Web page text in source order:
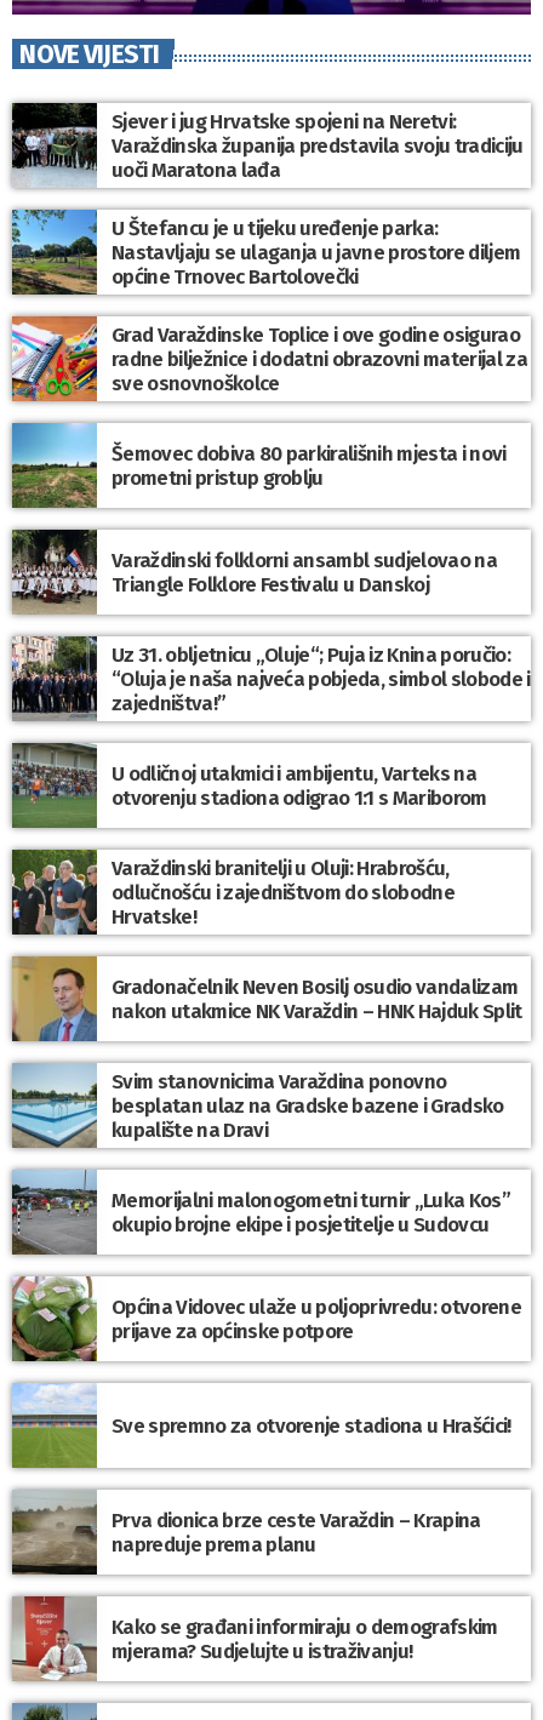
NOVE VIJESTI
Sjever i jug Hrvatske spojeni na Neretvi:
Varaždinska županija predstavila svoju tradiciju
uoči Maratona lađa
U Štefancu je u tijeku uređenje parka:
Nastavljaju se ulaganja u javne prostore diljem
općine Trnovec Bartolovečki
Grad Varaždinske Toplice i ove godine osigurao
radne bilježnice i dodatni obrazovni materijal za
sve osnovnoškolce
Šemovec dobiva 80 parkirališnih mjesta i novi
prometni pristup groblju
Varaždinski folklorni ansambl sudjelovao na
Triangle Folklore Festivalu u Danskoj
Uz 31. obljetnicu „Oluje“; Puja iz Knina poručio:
“Oluja je naša najveća pobjeda, simbol slobode i
zajedništva!”
U odličnoj utakmici i ambijentu, Varteks na
otvorenju stadiona odigrao 1:1 s Mariborom
Varaždinski branitelji u Oluji: Hrabrošću,
odlučnošću i zajedništvom do slobodne
Hrvatske!
Gradonačelnik Neven Bosilj osudio vandalizam
nakon utakmice NK Varaždin – HNK Hajduk Split
Svim stanovnicima Varaždina ponovno
besplatan ulaz na Gradske bazene i Gradsko
kupalište na Dravi
Memorijalni malonogometni turnir „Luka Kos”
okupio brojne ekipe i posjetitelje u Sudovcu
Općina Vidovec ulaže u poljoprivredu: otvorene
prijave za općinske potpore
Sve spremno za otvorenje stadiona u Hrašćici!
Prva dionica brze ceste Varaždin – Krapina
napreduje prema planu
Kako se građani informiraju o demografskim
mjerama? Sudjelujte u istraživanju!